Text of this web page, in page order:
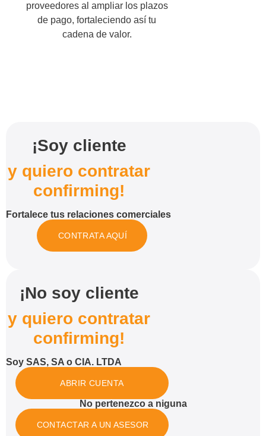
proveedores al ampliar los plazos
de pago, fortaleciendo así tu
cadena de valor.
¡Soy cliente
y quiero contratar
confirming!
Fortalece tus relaciones comerciales
CONTRATA AQUÍ
¡No soy cliente
y quiero contratar
confirming!
Soy SAS, SA o CIA. LTDA
ABRIR CUENTA
No pertenezco a niguna
CONTACTAR A UN ASESOR